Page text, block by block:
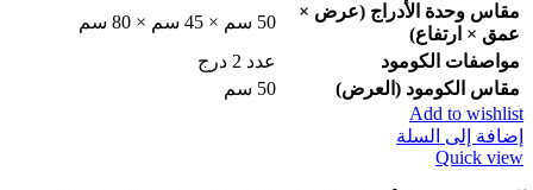
مقاس وحدة الأدراج (عرض ×
عمق × ارتفاع)
50 سم × 45 سم × 80 سم
مواصفات الكومود
عدد 2 درج
مقاس الكومود (العرض)
50 سم
Add to wishlist
إضافة إلى السلة
Quick view